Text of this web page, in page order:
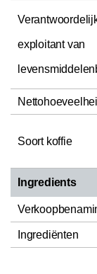
exploitant van
Soort koffie
Ingredients
Ingrediënten